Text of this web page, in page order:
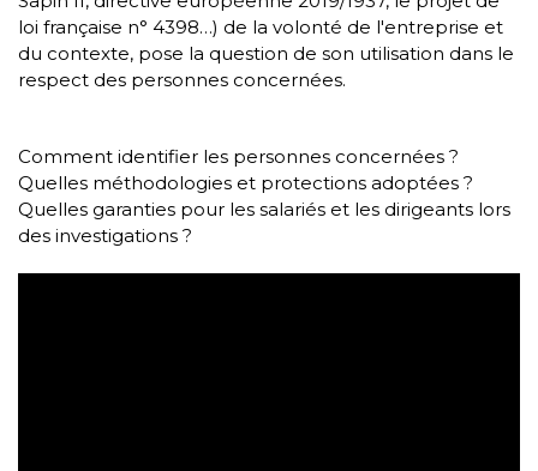
loi française n° 4398…) de la volonté de l'entreprise et
du contexte, pose la question de son utilisation dans le
respect des personnes concernées.
Comment identifier les personnes concernées ?
Quelles méthodologies et protections adoptées ?
Quelles garanties pour les salariés et les dirigeants lors
des investigations ?